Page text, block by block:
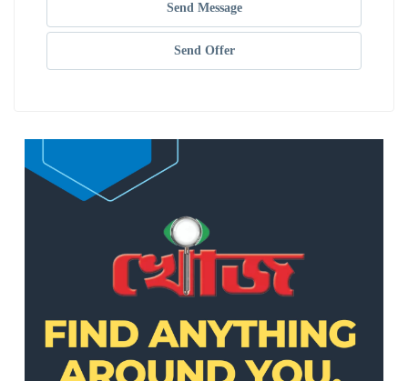
Send Message
Send Offer